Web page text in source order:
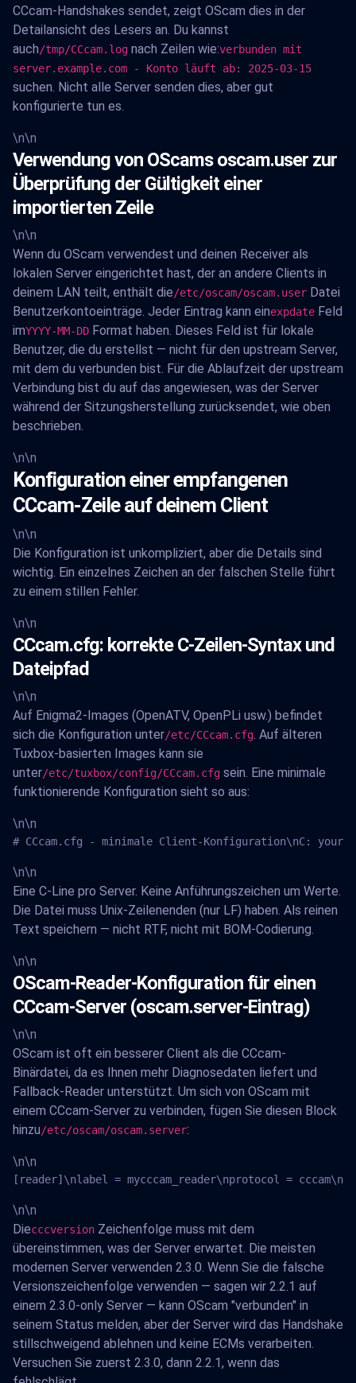
CCcam-Handshakes sendet, zeigt OScam dies in der
Detailansicht des Lesers an. Du kannst
auch/tmp/CCcam.log nach Zeilen wie:verbunden mit
server.example.com - Konto läuft ab: 2025-03-15
suchen. Nicht alle Server senden dies, aber gut
konfigurierte tun es.
\n\n
Verwendung von OScams oscam.user zur
Überprüfung der Gültigkeit einer
importierten Zeile
\n\n
Wenn du OScam verwendest und deinen Receiver als
lokalen Server eingerichtet hast, der an andere Clients in
deinem LAN teilt, enthält die/etc/oscam/oscam.user Datei
Benutzerkontoeinträge. Jeder Eintrag kann einexpdate Feld
imYYYY-MM-DD Format haben. Dieses Feld ist für lokale
Benutzer, die du erstellst — nicht für den upstream Server,
mit dem du verbunden bist. Für die Ablaufzeit der upstream
Verbindung bist du auf das angewiesen, was der Server
während der Sitzungsherstellung zurücksendet, wie oben
beschrieben.
\n\n
Konfiguration einer empfangenen
CCcam-Zeile auf deinem Client
\n\n
Die Konfiguration ist unkompliziert, aber die Details sind
wichtig. Ein einzelnes Zeichen an der falschen Stelle führt
zu einem stillen Fehler.
\n\n
CCcam.cfg: korrekte C-Zeilen-Syntax und
Dateipfad
\n\n
Auf Enigma2-Images (OpenATV, OpenPLi usw.) befindet
sich die Konfiguration unter/etc/CCcam.cfg . Auf älteren
Tuxbox-basierten Images kann sie
unter/etc/tuxbox/config/CCcam.cfg sein. Eine minimale
funktionierende Konfiguration sieht so aus:
\n\n
# CCcam.cfg - minimale Client-Konfiguration\nC:
\n\n
Eine C-Line pro Server. Keine Anführungszeichen um Werte.
Die Datei muss Unix-Zeilenenden (nur LF) haben. Als reinen
Text speichern — nicht RTF, nicht mit BOM-Codierung.
\n\n
OScam-Reader-Konfiguration für einen
CCcam-Server (oscam.server-Eintrag)
\n\n
OScam ist oft ein besserer Client als die CCcam-
Binärdatei, da es Ihnen mehr Diagnosedaten liefert und
Fallback-Reader unterstützt. Um sich von OScam mit
einem CCcam-Server zu verbinden, fügen Sie diesen Block
hinzu/etc/oscam/oscam.server:
\n\n
[reader]\nlabel = mycccam_reader\nprotocol =
\n\n
Diecccversion Zeichenfolge muss mit dem
übereinstimmen, was der Server erwartet. Die meisten
modernen Server verwenden 2.3.0. Wenn Sie die falsche
Versionszeichenfolge verwenden — sagen wir 2.2.1 auf
einem 2.3.0-only Server — kann OScam "verbunden" in
seinem Status melden, aber der Server wird das Handshake
stillschweigend ablehnen und keine ECMs verarbeiten.
Versuchen Sie zuerst 2.3.0, dann 2.2.1, wenn das